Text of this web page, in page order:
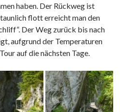
haben. Der Rückweg ist
flott erreicht man den
Der Weg zurück bis nach
aufgrund der Temperaturen
auf die nächsten Tage.